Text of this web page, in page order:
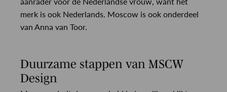
merk is ook Nederlands. Moscow is ook onderdeel
van Anna van Toor.
Duurzame stappen van MSCW
Design